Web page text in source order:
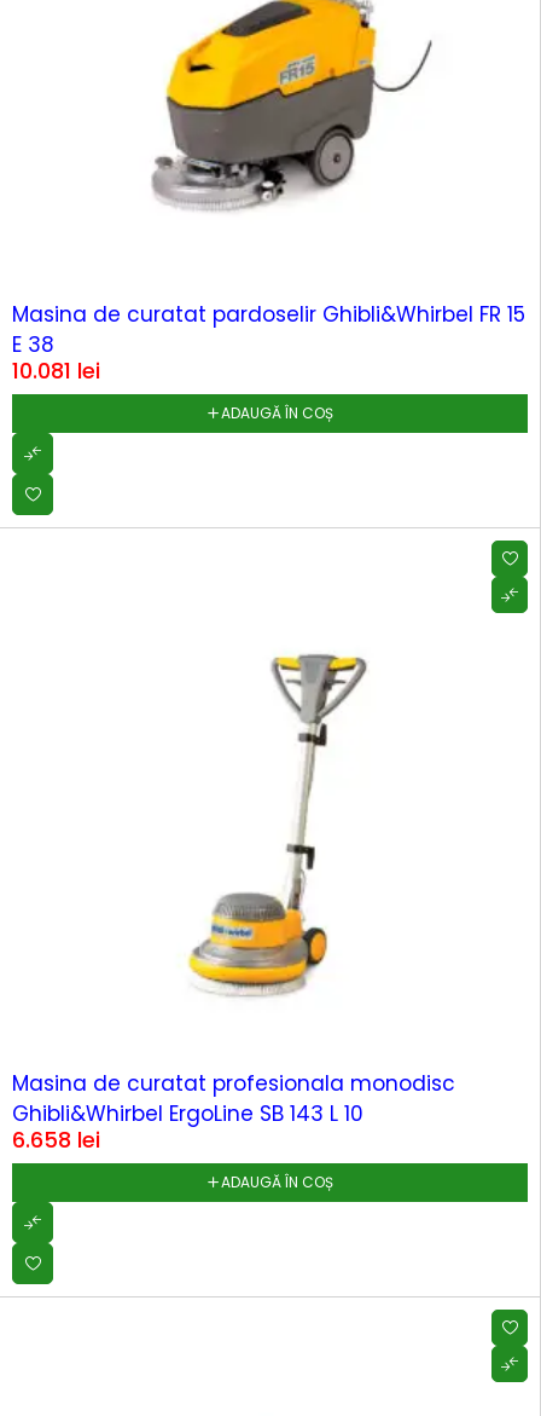
Masina de curatat pardoselir Ghibli&Whirbel FR 15
E 38
10.081 lei
ADAUGĂ ÎN COȘ
Masina de curatat profesionala monodisc
Ghibli&Whirbel ErgoLine SB 143 L 10
6.658 lei
ADAUGĂ ÎN COȘ